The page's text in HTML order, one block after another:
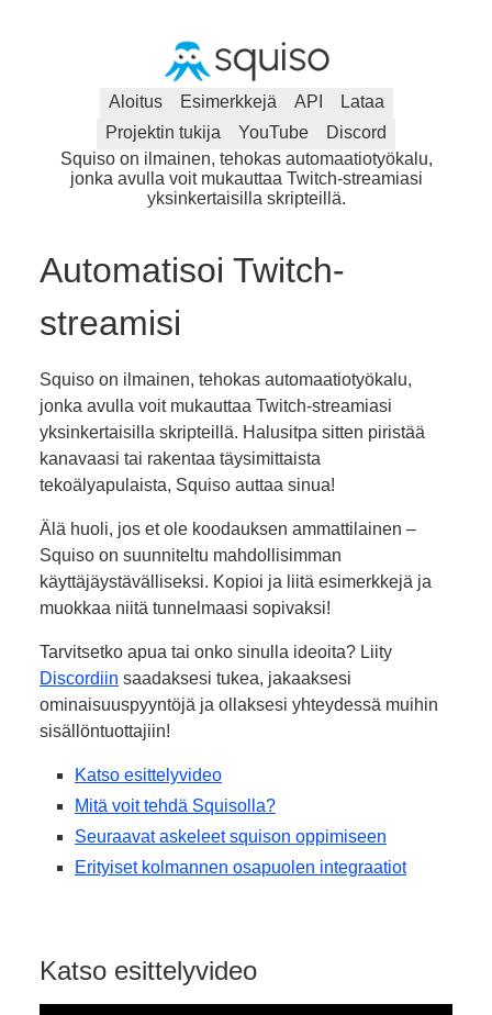
Aloitus Esimerkkejä API
Lataa
Projektin tukija
YouTube
Discord
Squiso on ilmainen, tehokas automaatiotyökalu,
jonka avulla voit mukauttaa Twitch-streamiasi
yksinkertaisilla skripteillä.
Automatisoi Twitch-
streamisi
Squiso on ilmainen, tehokas automaatiotyökalu,
jonka avulla voit mukauttaa Twitch-streamiasi
yksinkertaisilla skripteillä. Halusitpa sitten piristää
kanavaasi tai rakentaa täysimittaista
tekoälyapulaista, Squiso auttaa sinua!
Älä huoli, jos et ole koodauksen ammattilainen –
Squiso on suunniteltu mahdollisimman
käyttäjäystävälliseksi. Kopioi ja liitä esimerkkejä ja
muokkaa niitä tunnelmaasi sopivaksi!
Tarvitsetko apua tai onko sinulla ideoita? Liity
Discordiin saadaksesi tukea, jakaaksesi
ominaisuuspyyntöjä ja ollaksesi yhteydessä muihin
sisällöntuottajiin!
Katso esittelyvideo
Mitä voit tehdä Squisolla?
Seuraavat askeleet squison oppimiseen
Erityiset kolmannen osapuolen integraatiot
Katso esittelyvideo